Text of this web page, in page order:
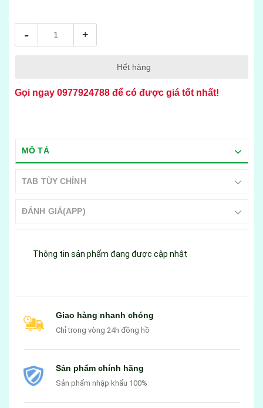
- +
Hết hàng
Gọi ngay 0977924788 để có được giá tốt nhất!
MÔ TẢ
TAB TÙY CHỈNH
ĐÁNH GIÁ(APP)
Thông tin sản phẩm đang được cập nhật
Giao hàng nhanh chóng
Chỉ trong vòng 24h đồng hồ
Sản phẩm chính hãng
Sản phẩm nhập khẩu 100%